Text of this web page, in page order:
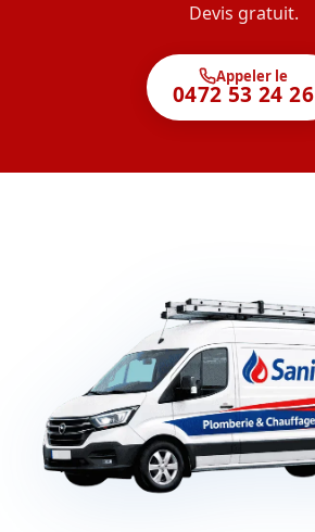
Devis gratuit.
Appeler le
0472 53 24 26